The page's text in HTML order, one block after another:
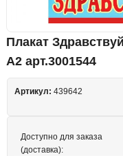
Плакат
А2 арт.3001544
Артикул: 439642
Доступно для заказа
(доставка):